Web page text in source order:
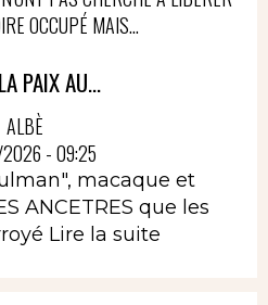
OCCUPÉ MAIS...
PAIX AU...
ALBÈ
- 09:25
macaque et
ANCETRES que les
Lire la suite